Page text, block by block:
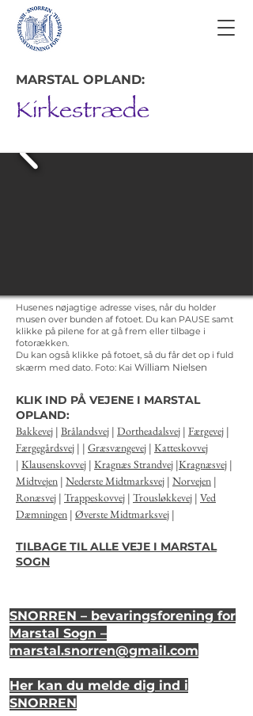
MARSTAL OPLAND:
Kirkestræde
Husenes nøjagtige adresse vises, når du holder
musen over bunden af fotoet. Du kan PAUSE samt
klikke på pilene for at gå frem eller tilbage i
fotorækken.
Du kan også klikke på fotoet, så du får det op i fuld
skærm med dato. Foto: Kai William Nielsen
KLIK IND PÅ VEJENE I MARSTAL
OPLAND:
Bakkevej | Brålandsvej | Dortheadalsvej | Færgevej |
Færgegårdsvej | | Græsvængevej | Katteskovvej
| Klausenskovvej | Kragnæs Strandvej |Kragnæsvej |
Midtvejen | Nederste Midtmarksvej | Norvejen |
Ronæsvej | Trappeskovvej | Trousløkkevej | Ved
Dæmningen | Øverste Midtmarksvej |
TILBAGE TIL ALLE VEJE I MARSTAL
SOGN
SNORREN – bevaringsforening for
Marstal Sogn –
marstal.snorren@gmail.com
Her kan du melde dig ind i
SNORREN